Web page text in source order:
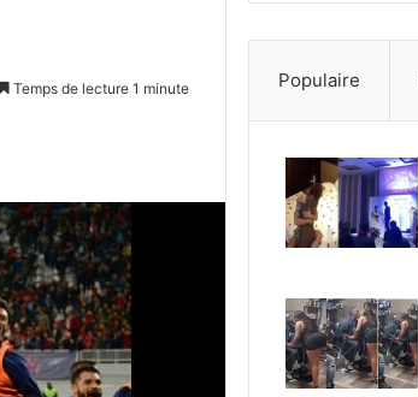
Temps de lecture 1 minute Populaire